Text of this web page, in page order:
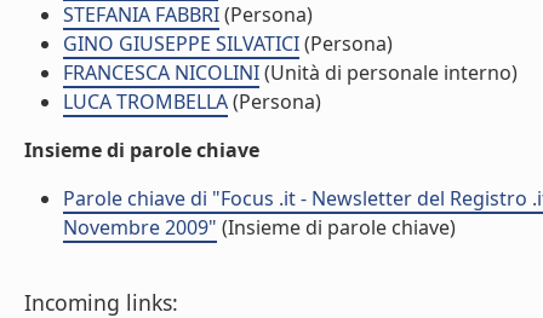
STEFANIA FABBRI(Persona)
GINO GIUSEPPE SILVATICI(Persona)
FRANCESCA NICOLINI(Unità di personale interno)
LUCA TROMBELLA(Persona)
Insieme di parole chiave
Parole chiave di "Focus .it - Newsletter del Registro
Novembre 2009" (Insieme di parole chiave)
Incoming links: